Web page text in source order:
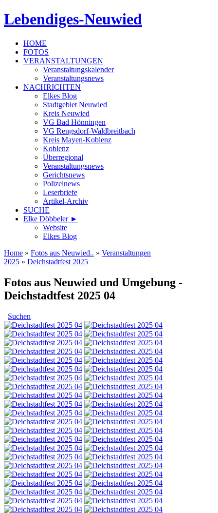
Lebendiges-Neuwied
HOME
FOTOS
VERANSTALTUNGEN
Veranstaltungskalender
Veranstaltungsnews
NACHRICHTEN
Elkes Blog
Stadtgebiet Neuwied
Kreis Neuwied
VG Bad Hönningen
VG Rengsdorf-Waldbreitbach
Kreis Mayen-Koblenz
Koblenz
Überregional
Veranstaltungsnews
Gerichtsnews
Polizeinews
Leserbriefe
Artikel-Archiv
SUCHE
Elke Döbbeler ►
Website
Elkes Blog
Home » Fotos aus Neuwied.. » Veranstaltungen
2025 » Deichstadtfest 2025
Fotos aus Neuwied und Umgebung -
Deichstadtfest 2025 04
Suchen